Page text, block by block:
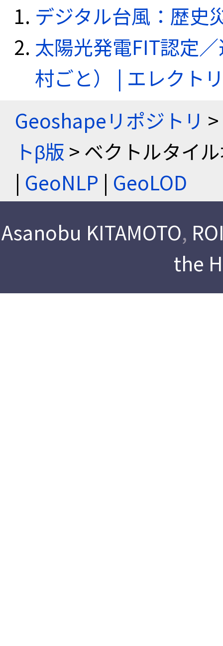
デジタル台風：歴史
太陽光発電FIT認定
村ごと） | エレクト
Geoshapeリポジトリ >
トβ版 > ベクトルタイ
| GeoNLP | GeoLOD
Asanobu KITAMOTO,
the